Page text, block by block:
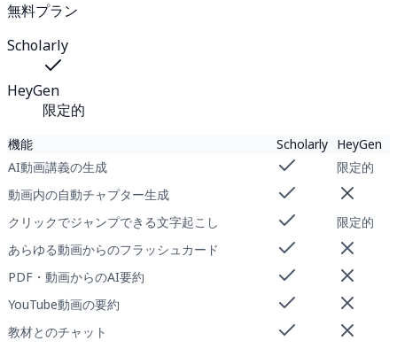
無料プラン
Scholarly
HeyGen
限定的
機能 Scholarly HeyGen
AI動画講義の生成
限定的
動画内の自動チャプター生成
クリックでジャンプできる文字起こし
限定的
あらゆる動画からのフラッシュカード
PDF・動画からのAI要約
YouTube動画の要約
教材とのチャット